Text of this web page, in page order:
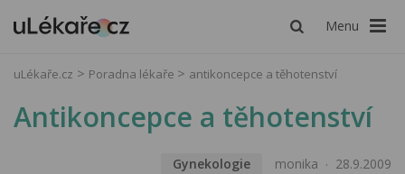
Menu
uLékaře.cz Poradna lékaře antikoncepce a těhotenství
Antikoncepce a těhotenství
Gynekologie monika 28.9.2009